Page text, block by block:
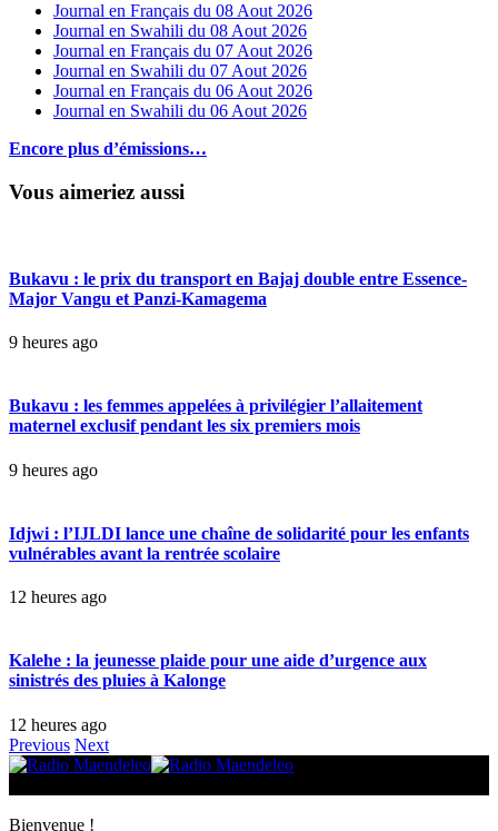
Journal en Français du 08 Aout 2026
Journal en Swahili du 08 Aout 2026
Journal en Français du 07 Aout 2026
Journal en Swahili du 07 Aout 2026
Journal en Français du 06 Aout 2026
Journal en Swahili du 06 Aout 2026
Encore plus d’émissions…
Vous aimeriez aussi
Bukavu : le prix du transport en Bajaj double entre Essence-
Major Vangu et Panzi-Kamagema
9 heures ago
Bukavu : les femmes appelées à privilégier l’allaitement
maternel exclusif pendant les six premiers mois
9 heures ago
Idjwi : l’IJLDI lance une chaîne de solidarité pour les enfants
vulnérables avant la rentrée scolaire
12 heures ago
Kalehe : la jeunesse plaide pour une aide d’urgence aux
sinistrés des pluies à Kalonge
12 heures ago
Previous Next
Bienvenue !